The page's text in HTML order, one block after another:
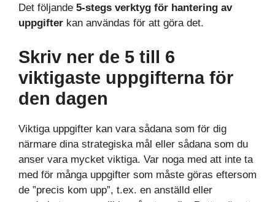
Det följande 5-stegs verktyg för hantering av
uppgifter kan användas för att göra det.
Skriv ner de 5 till 6
viktigaste uppgifterna för
den dagen
Viktiga uppgifter kan vara sådana som för dig
närmare dina strategiska mål eller sådana som du
anser vara mycket viktiga. Var noga med att inte ta
med för många uppgifter som måste göras eftersom
de ”precis kom upp”, t.ex. en anställd eller